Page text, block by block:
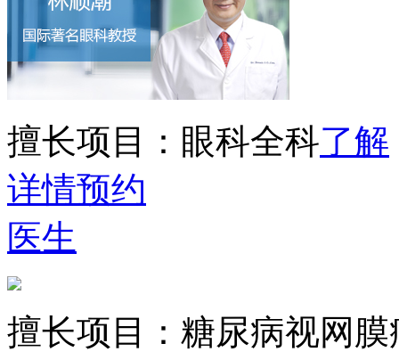
擅长项目： 眼科全科了解
详情预约
医生
擅长项目： 糖尿病视网